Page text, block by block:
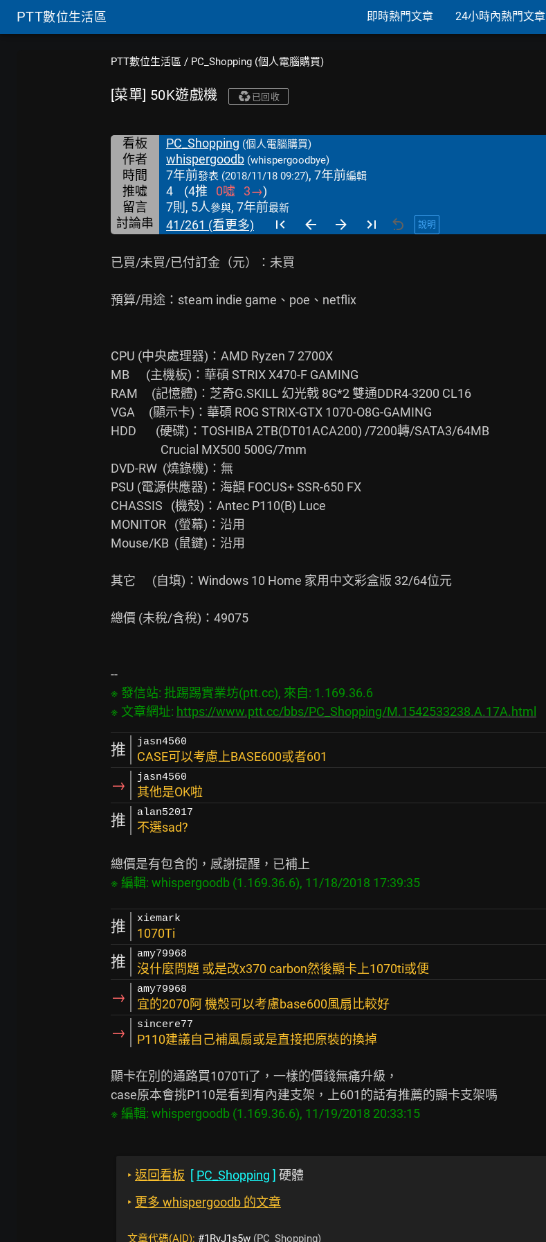
PTT數位生活區 即時熱門文章 24小時內熱門文章
PTT數位生活區 / PC_Shopping (個人電腦購買)
[菜單] 50K遊戲機 已回收
看板 PC_Shopping (個人電腦購買)
作者 whispergoodb (whispergoodbye)
時間 7年前發表 (2018/11/18 09:27), 7年前編輯
推噓 4 (4推 0噓 3→)
留言
7則, 5人參與, 7年前最新
討論串 41/261 (看更多) 說明
已買/未買/已付訂金（元）：未買
預算/用途：steam indie game、poe、netflix
CPU (中央處理器)：AMD Ryzen 7 2700X
MB      (主機板)：華碩 STRIX X470-F GAMING
RAM     (記憶體)：芝奇G.SKILL 幻光戟 8G*2 雙通DDR4-3200 CL16
VGA     (顯示卡)：華碩 ROG STRIX-GTX 1070-O8G-GAMING
HDD       (硬碟)：TOSHIBA 2TB(DT01ACA200) /7200轉/SATA3/64MB
DVD-RW  (燒錄機)：無
PSU (電源供應器)：海韻 FOCUS+ SSR-650 FX
CHASSIS   (機殼)：Antec P110(B) Luce
MONITOR   (螢幕)：沿用
Mouse/KB  (鼠鍵)：沿用
其它      (自填)：Windows 10 Home 家用中文彩盒版 32/64位元
總價 (未稅/含稅)：49075
※ 發信站: 批踢踢實業坊(ptt.cc), 來自: 1.169.36.6
※ 文章網址: https://www.ptt.cc/bbs/PC_Shopping/M.1542533238.A.17A.html
推 jasn4560
CASE可以考慮上BASE600或者601
→ jasn4560
其他是OK啦
推 alan52017
不選sad?
推 xiemark
1070Ti
推 amy79968
沒什麼問題 或是改x370 carbon然後顯卡上1070ti或便
→ amy79968
宜的2070阿 機殼可以考慮base600風扇比較好
→ sincere77
P110建議自己補風扇或是直接把原裝的換掉
顯卡在別的通路買1070Ti了，一樣的價錢無痛升級，
‣ 返回看板 [ PC_Shopping ] 硬體
‣ 更多 whispergoodb 的文章
文章代碼(AID): #1RyJ1s5w (PC_Shopping)